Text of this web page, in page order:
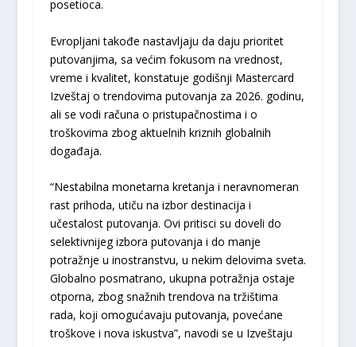
posetioca.
Evropljani takođe nastavljaju da daju prioritet
putovanjima, sa većim fokusom na vrednost,
vreme i kvalitet, konstatuje godišnji Mastercard
Izveštaj o trendovima putovanja za 2026. godinu,
ali se vodi računa o pristupačnostima i o
troškovima zbog aktuelnih kriznih globalnih
događaja.
“Nestabilna monetarna kretanja i neravnomeran
rast prihoda, utiču na izbor destinacija i
učestalost putovanja. Ovi pritisci su doveli do
selektivnijeg izbora putovanja i do manje
potražnje u inostranstvu, u nekim delovima sveta.
Globalno posmatrano, ukupna potražnja ostaje
otporna, zbog snažnih trendova na tržištima
rada, koji omogućavaju putovanja, povećane
troškove i nova iskustva”, navodi se u Izveštaju